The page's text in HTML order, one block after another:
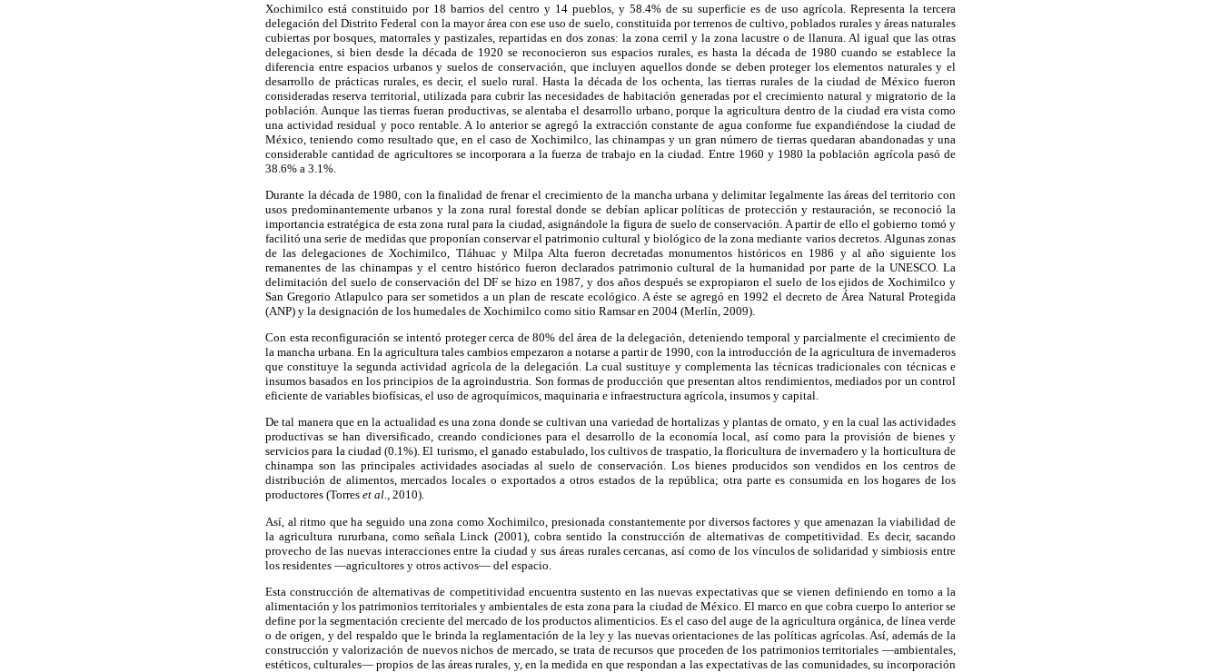
Xochimilco está constituido por 18 barrios del centro y 14 pueblos, y 58.4% de su superficie es de uso agrícola. Representa la tercera
delegación del Distrito Federal con la mayor área con ese uso de suelo, constituida por terrenos de cultivo, poblados rurales y áreas naturales
cubiertas por bosques, matorrales y pastizales, repartidas en dos zonas: la zona cerril y la zona lacustre o de llanura. Al igual que las otras
delegaciones, si bien desde la década de 1920 se reconocieron sus espacios rurales, es hasta la década de 1980 cuando se establece la
diferencia entre espacios urbanos y suelos de conservación, que incluyen aquellos donde se deben proteger los elementos naturales y el
desarrollo de prácticas rurales, es decir, el suelo rural. Hasta la década de los ochenta, las tierras rurales de la ciudad de México fueron
consideradas reserva territorial, utilizada para cubrir las necesidades de habitación generadas por el crecimiento natural y migratorio de la
población. Aunque las tierras fueran productivas, se alentaba el desarrollo urbano, porque la agricultura dentro de la ciudad era vista como
una actividad residual y poco rentable. A lo anterior se agregó la extracción constante de agua conforme fue expandiéndose la ciudad de
México, teniendo como resultado que, en el caso de Xochimilco, las chinampas y un gran número de tierras quedaran abandonadas y una
considerable cantidad de agricultores se incorporara a la fuerza de trabajo en la ciudad. Entre 1960 y 1980 la población agrícola pasó de
38.6% a 3.1%.
Durante la década de 1980, con la finalidad de frenar el crecimiento de la mancha urbana y delimitar legalmente las áreas del territorio con
usos predominantemente urbanos y la zona rural forestal donde se debían aplicar políticas de protección y restauración, se reconoció la
importancia estratégica de esta zona rural para la ciudad, asignándole la figura de suelo de conservación. A partir de ello el gobierno tomó y
facilitó una serie de medidas que proponían conservar el patrimonio cultural y biológico de la zona mediante varios decretos. Algunas zonas
de las delegaciones de Xochimilco, Tláhuac y Milpa Alta fueron decretadas monumentos históricos en 1986 y al año siguiente los
remanentes de las chinampas y el centro histórico fueron declarados patrimonio cultural de la humanidad por parte de la UNESCO. La
delimitación del suelo de conservación del DF se hizo en 1987, y dos años después se expropiaron el suelo de los ejidos de Xochimilco y
San Gregorio Atlapulco para ser sometidos a un plan de rescate ecológico. A éste se agregó en 1992 el decreto de Área Natural Protegida
(ANP) y la designación de los humedales de Xochimilco como sitio Ramsar en 2004 (Merlín, 2009).
Con esta reconfiguración se intentó proteger cerca de 80% del área de la delegación, deteniendo temporal y parcialmente el crecimiento de
la mancha urbana. En la agricultura tales cambios empezaron a notarse a partir de 1990, con la introducción de la agricultura de invernaderos
que constituye la segunda actividad agrícola de la delegación. La cual sustituye y complementa las técnicas tradicionales con técnicas e
insumos basados en los principios de la agroindustria. Son formas de producción que presentan altos rendimientos, mediados por un control
eficiente de variables biofísicas, el uso de agroquímicos, maquinaria e infraestructura agrícola, insumos y capital.
De tal manera que en la actualidad es una zona donde se cultivan una variedad de hortalizas y plantas de ornato, y en la cual las actividades
productivas se han diversificado, creando condiciones para el desarrollo de la economía local, así como para la provisión de bienes y
servicios para la ciudad (0.1%). El turismo, el ganado estabulado, los cultivos de traspatio, la floricultura de invernadero y la horticultura de
chinampa son las principales actividades asociadas al suelo de conservación. Los bienes producidos son vendidos en los centros de
distribución de alimentos, mercados locales o exportados a otros estados de la república; otra parte es consumida en los hogares de los
productores (Torres et al., 2010).
Así, al ritmo que ha seguido una zona como Xochimilco, presionada constantemente por diversos factores y que amenazan la viabilidad de
la agricultura rururbana, como señala Linck (2001), cobra sentido la construcción de alternativas de competitividad. Es decir, sacando
provecho de las nuevas interacciones entre la ciudad y sus áreas rurales cercanas, así como de los vínculos de solidaridad y simbiosis entre
los residentes —agricultores y otros activos— del espacio.
Esta construcción de alternativas de competitividad encuentra sustento en las nuevas expectativas que se vienen definiendo en torno a la
alimentación y los patrimonios territoriales y ambientales de esta zona para la ciudad de México. El marco en que cobra cuerpo lo anterior se
define por la segmentación creciente del mercado de los productos alimenticios. Es el caso del auge de la agricultura orgánica, de línea verde
o de origen, y del respaldo que le brinda la reglamentación de la ley y las nuevas orientaciones de las políticas agrícolas. Así, además de la
construcción y valorización de nuevos nichos de mercado, se trata de recursos que proceden de los patrimonios territoriales —ambientales,
estéticos, culturales— propios de las áreas rurales, y, en la medida en que respondan a las expectativas de las comunidades, su incorporación